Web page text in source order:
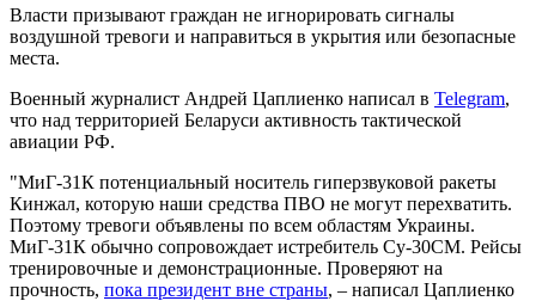
Власти призывают граждан не игнорировать сигналы
воздушной тревоги и направиться в укрытия или безопасные
места.
Военный журналист Андрей Цаплиенко написал в Telegram,
что над территорией Беларуси активность тактической
авиации РФ.
"МиГ-31К потенциальный носитель гиперзвуковой ракеты
Кинжал, которую наши средства ПВО не могут перехватить.
Поэтому тревоги объявлены по всем областям Украины.
МиГ-31К обычно сопровождает истребитель Су-30СМ. Рейсы
тренировочные и демонстрационные. Проверяют на
прочность, пока президент вне страны, – написал Цаплиенко